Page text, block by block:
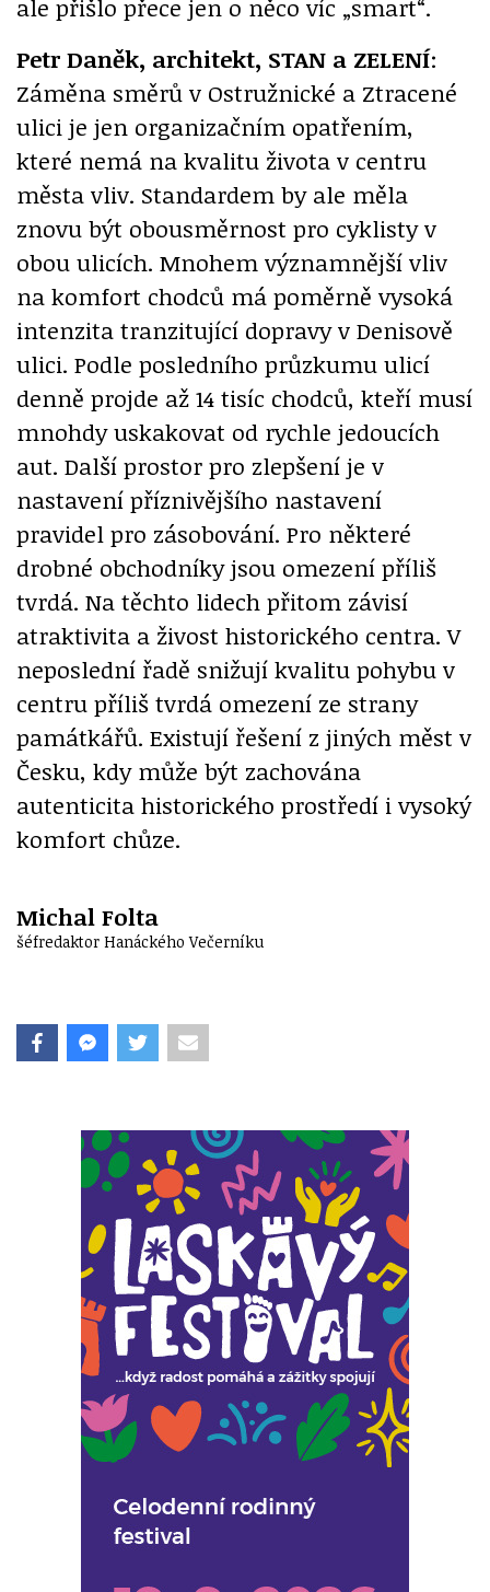
ale přišlo přece jen o něco víc „smart“.
Petr Daněk, architekt, STAN a ZELENÍ:
Záměna směrů v Ostružnické a Ztracené
ulici je jen organizačním opatřením,
které nemá na kvalitu života v centru
města vliv. Standardem by ale měla
znovu být obousměrnost pro cyklisty v
obou ulicích. Mnohem významnější vliv
na komfort chodců má poměrně vysoká
intenzita tranzitující dopravy v Denisově
ulici. Podle posledního průzkumu ulicí
denně projde až 14 tisíc chodců, kteří musí
mnohdy uskakovat od rychle jedoucích
aut. Další prostor pro zlepšení je v
nastavení příznivějšího nastavení
pravidel pro zásobování. Pro některé
drobné obchodníky jsou omezení příliš
tvrdá. Na těchto lidech přitom závisí
atraktivita a živost historického centra. V
neposlední řadě snižují kvalitu pohybu v
centru příliš tvrdá omezení ze strany
památkářů. Existují řešení z jiných měst v
Česku, kdy může být zachována
autenticita historického prostředí i vysoký
komfort chůze.
Michal Folta
šéfredaktor Hanáckého Večerníku